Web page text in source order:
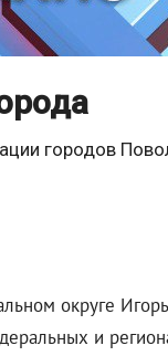
городов
округе
и